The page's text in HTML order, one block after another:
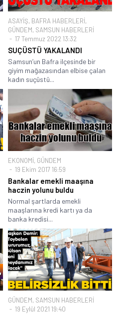
ASAYİŞ, BAFRA HABERLERİ,
GÜNDEM, SAMSUN HABERLERİ
17 Temmuz 2022 13:32
SUÇÜSTÜ YAKALANDI
Samsun’un Bafra ilçesinde bir
giyim mağazasından elbise çalan
kadın suçüstü...
EKONOMİ, GÜNDEM
19 Ekim 2017 16:59
Bankalar emekli maaşına
haczin yolunu buldu
Normal şartlarda emekli
maaşlarına kredi kartı ya da
banka kredisi...
GÜNDEM, SAMSUN HABERLERİ
19 Eylül 2021 19:40